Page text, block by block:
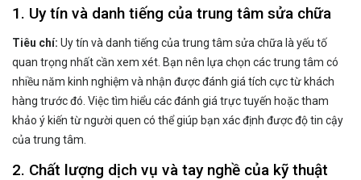
1. Uy tín và danh tiếng của trung tâm sửa chữa
Tiêu chí: Uy tín và danh tiếng của trung tâm sửa chữa là yếu tố
quan trọng nhất cần xem xét. Bạn nên lựa chọn các trung tâm có
nhiều năm kinh nghiệm và nhận được đánh giá tích cực từ khách
hàng trước đó. Việc tìm hiểu các đánh giá trực tuyến hoặc tham
khảo ý kiến từ người quen có thể giúp bạn xác định được độ tin cậy
của trung tâm.
2. Chất lượng dịch vụ và tay nghề của kỹ thuật